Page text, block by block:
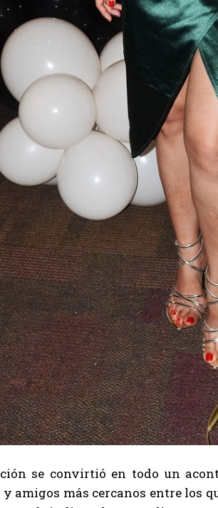
se convirtió en todo un
amigos más cercanos entre los